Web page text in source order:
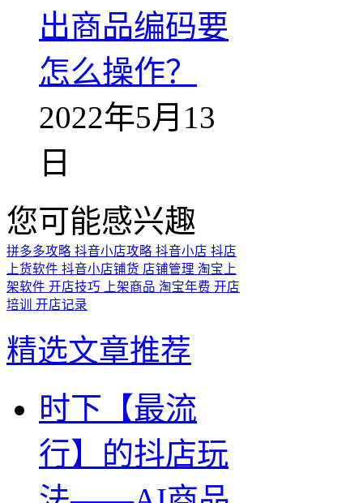
出商品编码要
怎么操作？
2022年5月13
日
您可能感兴趣
拼多多攻略 抖音小店攻略 抖音小店 抖店
上货软件 抖音小店铺货 店铺管理 淘宝上
架软件 开店技巧 上架商品 淘宝年费 开店
培训 开店记录
精选文章推荐
时下【最流
行】的抖店玩